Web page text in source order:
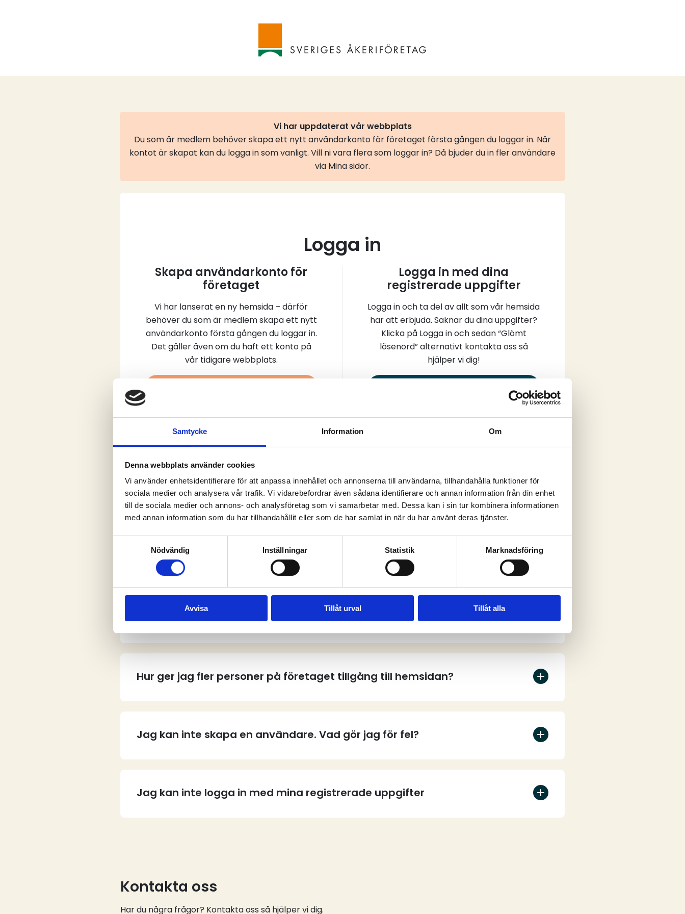
Samtycke Information Om
Denna webbplats använder cookies
Vi använder enhetsidentifierare för att anpassa innehållet och annonserna till användarna, tillhandahålla funktioner för
sociala medier och analysera vår trafik. Vi vidarebefordrar även sådana identifierare och annan information från din enhet
till de sociala medier och annons- och analysföretag som vi samarbetar med. Dessa kan i sin tur kombinera informationen
med annan information som du har tillhandahållit eller som de har samlat in när du har använt deras tjänster.
Nödvändig
Inställningar Statistik Marknadsföring
Avvisa Tillåt urval Tillåt alla
Vi har uppdaterat vår webbplats
Du som är medlem behöver skapa ett nytt användarkonto för företaget första gången du loggar in. När
kontot är skapat kan du logga in som vanligt. Vill ni vara flera som loggar in? Då bjuder du in fler användare
via Mina sidor.
Logga in
Skapa användarkonto för
företaget
Vi har lanserat en ny hemsida – därför
behöver du som är medlem skapa ett nytt
användarkonto första gången du loggar in.
Det gäller även om du haft ett konto på
vår tidigare webbplats.
Logga in med dina
registrerade uppgifter
Logga in och ta del av allt som vår hemsida
har att erbjuda. Saknar du dina uppgifter?
Klicka på Logga in och sedan “Glömt
lösenord” alternativt kontakta oss så
hjälper vi dig!
Vanliga frågor och svar
Vem kan skapa ett användarkonto på hemsidan?
Hur skapar jag ett användarkonto?
Hur ger jag fler personer på företaget tillgång till hemsidan?
Jag kan inte skapa en användare. Vad gör jag för fel?
Jag kan inte logga in med mina registrerade uppgifter
Kontakta oss
Har du några frågor? Kontakta oss så hjälper vi dig.